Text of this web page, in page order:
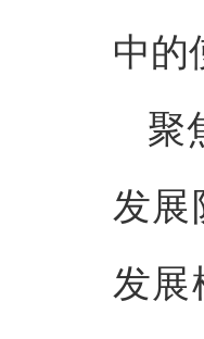
中的
聚
发展
发展